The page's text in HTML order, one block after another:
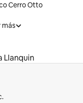
Cerro Otto
más
Llanquin